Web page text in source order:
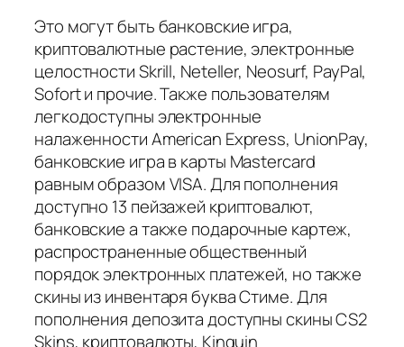
Это могут быть банковские игра,
криптовалютные растение, электронные
целостности Skrill, Neteller, Neosurf, PayPal,
Sofort и прочие. Также пользователям
легкодоступны электронные
налаженности American Express, UnionPay,
банковские игра в карты Mastercard
равным образом VISA. Для пополнения
доступно 13 пейзажей криптовалют,
банковские а также подарочные картеж,
распространенные общественный
порядок электронных платежей, но также
скины из инвентаря буква Стиме. Для
пополнения депозита доступны скины CS2
Skins, криптовалюты, Kinguin